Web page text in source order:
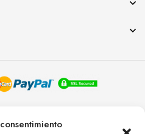
DE COMUNICACIÓN